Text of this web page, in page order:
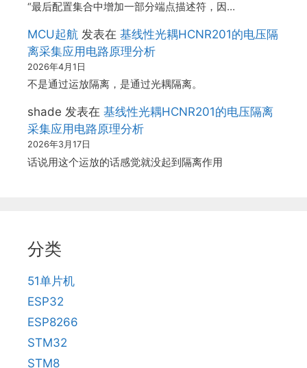
“最后配置集合中增加一部分端点描述符，因…
MCU起航 发表在 基线性光耦HCNR201的电压隔
离采集应用电路原理分析
2026年4月1日
不是通过运放隔离，是通过光耦隔离。
shade 发表在 基线性光耦HCNR201的电压隔离
采集应用电路原理分析
2026年3月17日
话说用这个运放的话感觉就没起到隔离作用
分类
51单片机
ESP32
ESP8266
STM32
STM8